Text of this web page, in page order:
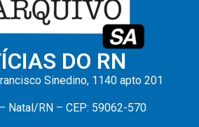
DO RN
Sinedino, 1140 apto 201
Natal/RN – CEP: 59062-570